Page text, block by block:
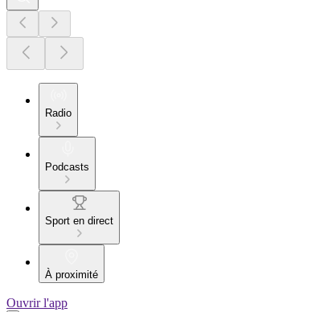
Radio
Podcasts
Sport en direct
À proximité
Ouvrir l'app